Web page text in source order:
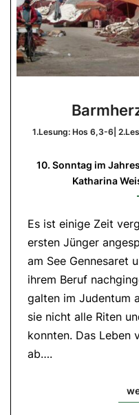
1.Lesung: Hos 6,3-6|
10. Sonntag im
Katharina
Es ist einige Zeit
ersten Jünger
am See Gennesaret
ihrem Beruf
galten im Judentum
sie nicht alle Riten
konnten. Das Leben
ab….